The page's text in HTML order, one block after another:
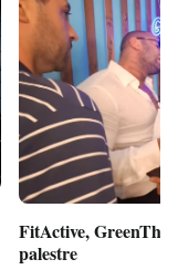
FitActive,
palestre